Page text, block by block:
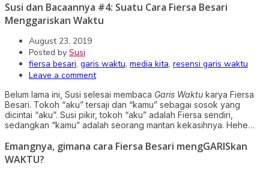
Susi dan Bacaannya #4: Suatu Cara Fiersa Besari
Menggariskan Waktu
August 23, 2019
Posted by Susi
fiersa besari, garis waktu, media kita, resensi garis waktu
Leave a comment
Belum lama ini, Susi selesai membaca Garis Waktu karya Fiersa
Besari. Tokoh “aku” tersaji dan “kamu” sebagai sosok yang
dicintai “aku”. Susi pikir, tokoh “aku” adalah Fiersa sendiri,
sedangkan “kamu” adalah seorang mantan kekasihnya. Hehe…
Emangnya, gimana cara Fiersa Besari mengGARISkan
WAKTU?